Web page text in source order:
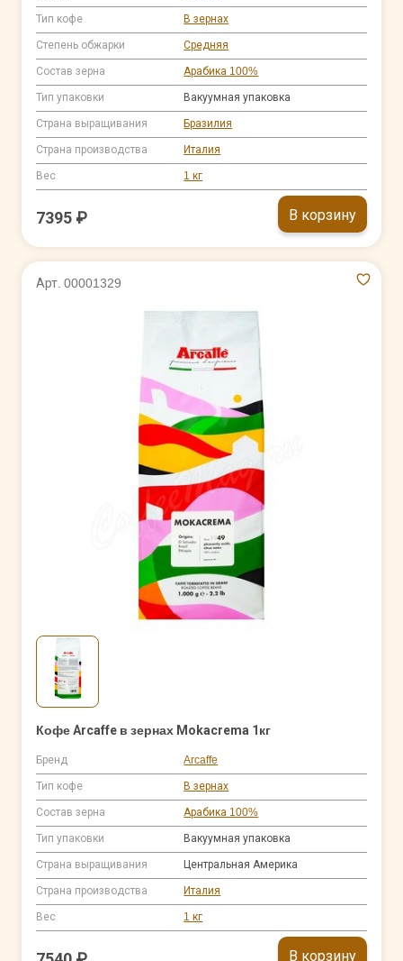
Тип кофе В зернах
Степень обжарки Средняя
Состав зерна Арабика 100%
Тип упаковки Вакуумная упаковка
Страна выращивания Бразилия
Страна производства Италия
Вес 1 кг
7395 ₽ В корзину
Арт. 00001329
Кофе Arcaffe в зернах Mokacrema 1кг
Бренд Arcaffe
Тип кофе В зернах
Состав зерна Арабика 100%
Тип упаковки Вакуумная упаковка
Страна выращивания Центральная Америка
Страна производства Италия
Вес 1 кг
В корзину